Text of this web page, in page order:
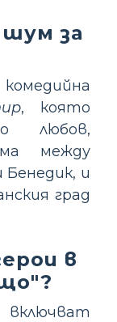
шум за
, която
любов,
между
и
град
в